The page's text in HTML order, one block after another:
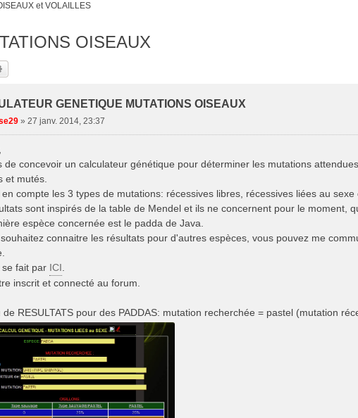
et VOLAILLES
OISEAUX
GENETIQUE MUTATIONS OISEAUX
» 27 janv. 2014, 23:37
de concevoir un calculateur génétique pour déterminer les mutations
et mutés.
compte les 3 types de mutations: récessives libres, récessives liées au sexe
sont inspirés de la table de Mendel et ils ne concernent pour le moment,
espèce concernée est le padda de Java.
connaitre les résultats pour d'autres espèces, vous pouvez me
se fait par ICI
inscrit et connecté au forum.
de RESULTATS pour des PADDAS: mutation recherchée = pastel (mutation